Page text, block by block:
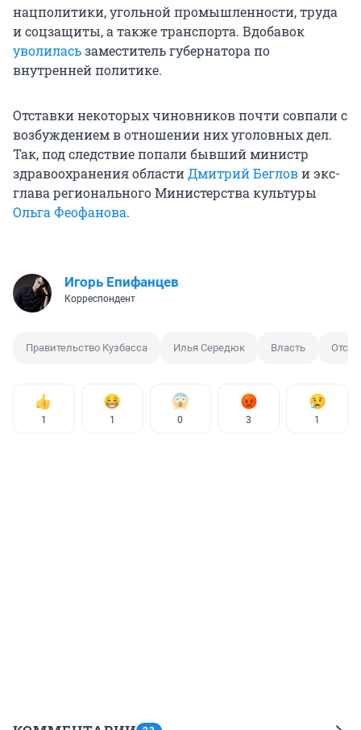
нацполитики, угольной промышленности, труда
и соцзащиты, а также транспорта. Вдобавок
уволиласьзаместитель губернатора по
внутренней политике.
Отставки некоторых чиновников почти совпали с
возбуждением в отношении них уголовных дел.
Так, под следствие попали бывший министр
здравоохранения областиДмитрий Беглови экс-
глава регионального Министерства культуры
Ольга Феофанова.
Игорь Епифанцев
Корреспондент
Правительство Кузбасса Илья Середюк Власть
1 1 0 3 1